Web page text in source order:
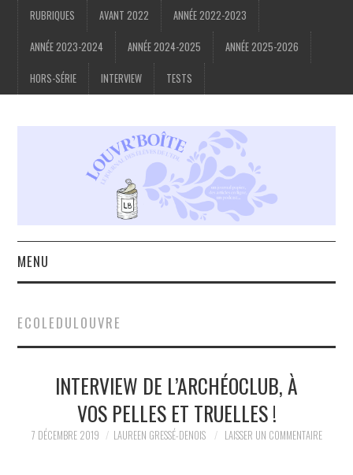
RUBRIQUES AVANT 2022 ANNÉE 2022-2023
ANNÉE 2023-2024 ANNÉE 2024-2025 ANNÉE 2025-2026
HORS-SÉRIE INTERVIEW TESTS
MENU
LA RÉDACTION
LE JOURNAL
ECOLEDULOUVRE
INTERVIEW DE L’ARCHÉOCLUB, À
VOS PELLES ET TRUELLES !
7 DÉCEMBRE 2019 LAUREEN GRESSÉ-DENOIS LAISSER UN COMMENTAIRE